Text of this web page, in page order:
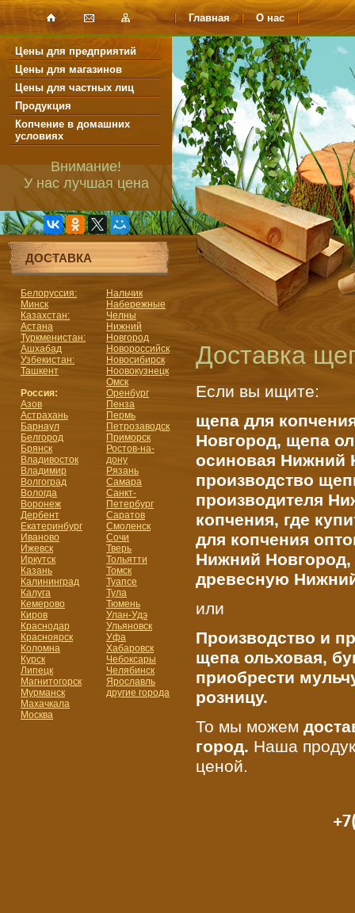
Главная О нас
Цены для предприятий
Цены для магазинов
Цены для частных лиц
Продукция
Копчение в домашних
условиях
Внимание!
У нас лучшая цена
ДОСТАВКА
Белоруссия:
Минск
Казахстан:
Астана
Туркменистан:
Ашхабад
Узбекистан:
Ташкент
Россия:
Азов
Астрахань
Барнаул
Белгород
Брянск
Владивосток
Владимир
Волгоград
Вологда
Воронеж
Дербент
Екатеринбург
Иваново
Ижевск
Иркутск
Казань
Калининград
Калуга
Кемерово
Киров
Краснодар
Красноярск
Коломна
Курск
Липецк
Магнитогорск
Мурманск
Махачкала
Москва
Нальчик
Набережные
Челны
Нижний
Новгород
Новороссийск
Новосибирск
Ноовокузнецк
Омск
Оренбург
Пенза
Пермь
Петрозаводск
Приморск
Ростов-на-
дону
Рязань
Самара
Санкт-
Петербург
Саратов
Смоленск
Сочи
Тверь
Тольятти
Томск
Туапсе
Тула
Тюмень
Улан-Удэ
Ульяновск
Уфа
Хабаровск
Чебоксары
Челябинск
Ярославль
другие города
Доставка
Если вы ищите:
щепа для
Новгород, щепа
осиновая Нижний
производство
производителя
копчения, где
для копчения
Нижний Новгород,
древесную
или
Производство и
щепа ольховая,
приобрести
розницу.
То мы можем
город. Наша
ценой.